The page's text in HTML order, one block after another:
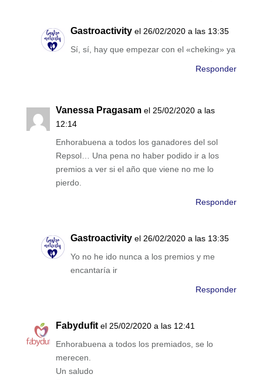
Gastroactivity el 26/02/2020 a las 13:35
Sí, sí, hay que empezar con el «cheking» ya
Responder
Vanessa Pragasam el 25/02/2020 a las
12:14
Enhorabuena a todos los ganadores del sol
Repsol… Una pena no haber podido ir a los
premios a ver si el año que viene no me lo
pierdo.
Responder
Gastroactivity el 26/02/2020 a las 13:35
Yo no he ido nunca a los premios y me
encantaría ir
Responder
Fabydufit el 25/02/2020 a las 12:41
Enhorabuena a todos los premiados, se lo
merecen.
Un saludo